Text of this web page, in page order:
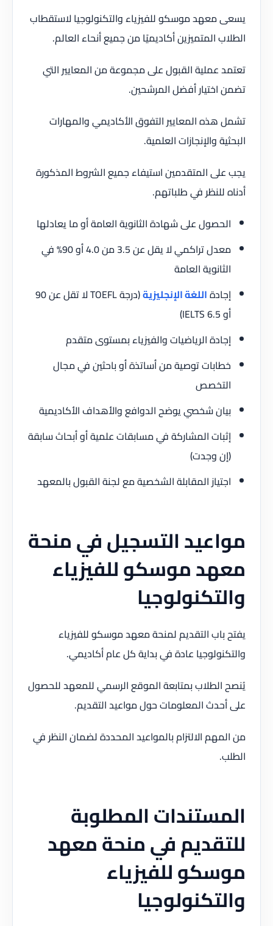
يسعى معهد موسكو للفيزياء والتكنولوجيا لاستقطاب
الطلاب المتميزين أكاديميًا من جميع أنحاء العالم.
تعتمد عملية القبول على مجموعة من المعايير التي
تضمن اختيار أفضل المرشحين.
تشمل هذه المعايير التفوق الأكاديمي والمهارات
البحثية والإنجازات العلمية.
يجب على المتقدمين استيفاء جميع الشروط المذكورة
أدناه للنظر في طلباتهم.
الحصول على شهادة الثانوية العامة أو ما يعادلها
معدل تراكمي لا يقل عن 3.5 من 4.0 أو 90% في
الثانوية العامة
إجادةاللغة الإنجليزية
(درجة TOEFL لا تقل عن 90
أو IELTS 6.5)
إجادة الرياضيات والفيزياء بمستوى متقدم
خطابات توصية من أساتذة أو باحثين في مجال
التخصص
بيان شخصي يوضح الدوافع والأهداف الأكاديمية
إثبات المشاركة في مسابقات علمية أو أبحاث سابقة
(إن وجدت)
اجتياز المقابلة الشخصية مع لجنة القبول بالمعهد
مواعيد التسجيل في منحة
معهد موسكو للفيزياء
والتكنولوجيا
يفتح باب التقديم لمنحة معهد موسكو للفيزياء
والتكنولوجيا عادة في بداية كل عام أكاديمي.
يُنصح الطلاب بمتابعة الموقع الرسمي للمعهد للحصول
على أحدث المعلومات حول مواعيد التقديم.
من المهم الالتزام بالمواعيد المحددة لضمان النظر في
الطلب.
المستندات المطلوبة
للتقديم في منحة معهد
موسكو للفيزياء
والتكنولوجيا